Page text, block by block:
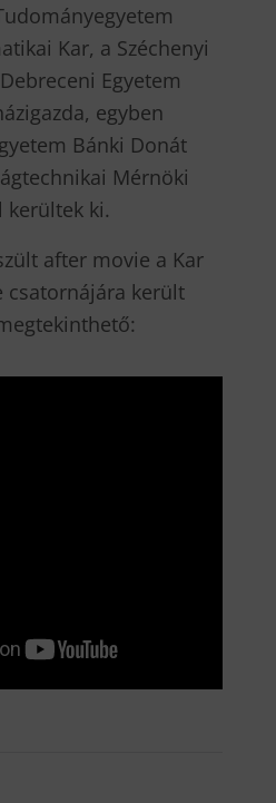
Kar, a Széchenyi
Egyetem
egyben
Bánki Donát
Mérnöki
kerültek ki.
after movie a Kar
csatornájára került